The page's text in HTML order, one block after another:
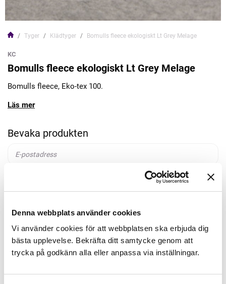
Denna webbplats använder cookies
Vi använder cookies för att webbplatsen ska erbjuda dig
bästa upplevelse. Bekräfta ditt samtycke genom att
trycka på godkänn alla eller anpassa via inställningar.
Tyger Klädtyger Bomulls fleece ekologiskt Lt Grey Melage
KC
Bomulls fleece ekologiskt Lt Grey Melage
Bomulls fleece, Eko-tex 100.
Läs mer
Bevaka produkten
159,00kr/m
Beställningsvara